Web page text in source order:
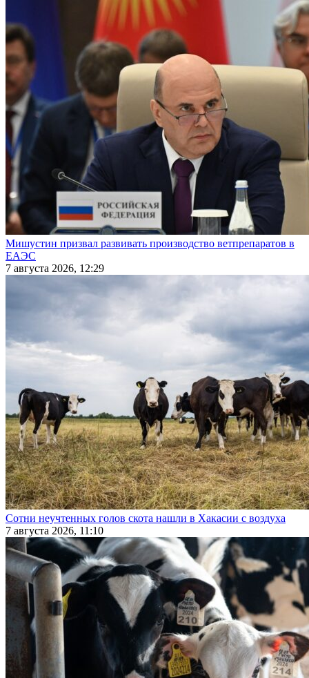
Мишустин призвал развивать производство ветпрепаратов в
ЕАЭС
7 августа 2026, 12:29
Сотни неучтенных голов скота нашли в Хакасии с воздуха
7 августа 2026, 11:10